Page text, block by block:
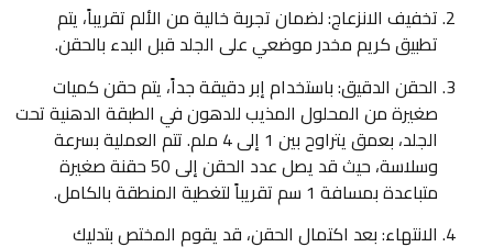
تخفيف الانزعاج: لضمان تجربة خالية من الألم تقريباً، يتم
تطبيق كريم مخدر موضعي على الجلد قبل البدء بالحقن.
الحقن الدقيق: باستخدام إبر دقيقة جداً، يتم حقن كميات
صغيرة من المحلول المذيب للدهون في الطبقة الدهنية تحت
الجلد، بعمق يتراوح بين 1 إلى 4 ملم. تتم العملية بسرعة
وسلاسة، حيث قد يصل عدد الحقن إلى 50 حقنة صغيرة
متباعدة بمسافة 1 سم تقريباً لتغطية المنطقة بالكامل.
الانتهاء: بعد اكتمال الحقن، قد يقوم المختص بتدليك